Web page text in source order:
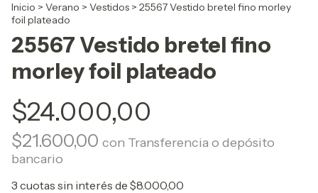
Inicio > Verano > Vestidos > 25567 Vestido bretel fino morley
foil plateado
25567 Vestido bretel fino
morley foil plateado
$24.000,00
$21.600,00 con Transferencia o depósito
bancario
3 cuotas sin interés de $8.000,00